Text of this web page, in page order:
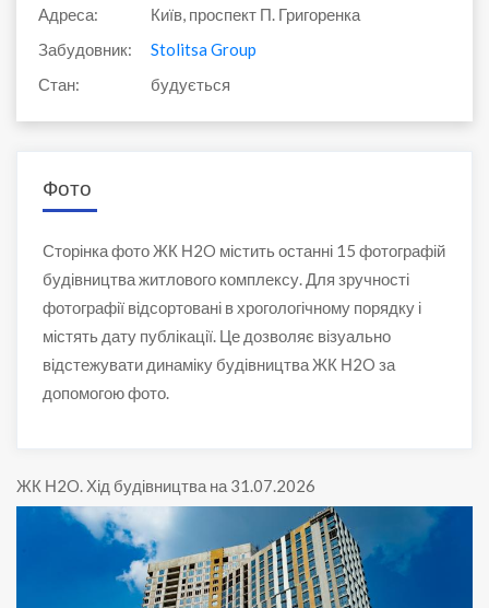
Адреса:
Київ, проспект П. Григоренка
Забудовник:
Stolitsa Group
Стан:
будується
Фото
Сторінка фото ЖК Н2O містить останні 15 фотографій
будівництва житлового комплексу. Для зручності
фотографії відсортовані в хрогологічному порядку і
містять дату публікації. Це дозволяє візуально
відстежувати динаміку будівництва ЖК Н2O за
допомогою фото.
ЖК Н2O. Хід будівництва на 31.07.2026